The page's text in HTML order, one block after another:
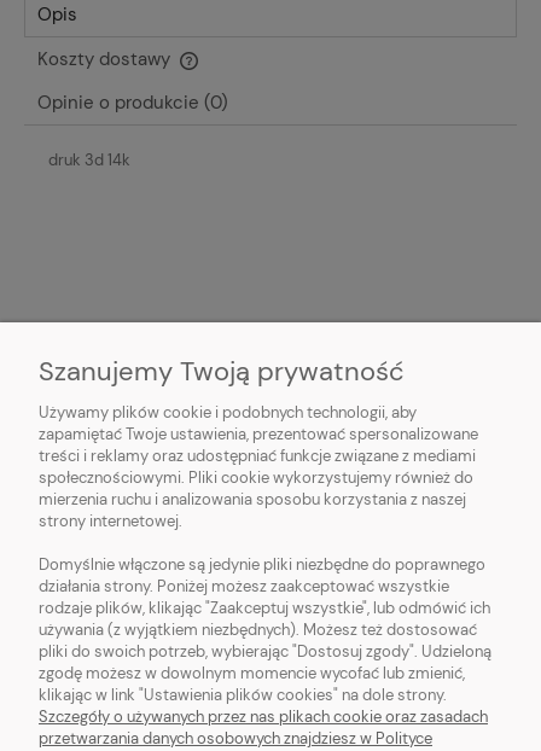
Opis
Koszty dostawy
Cena nie zawiera ewentualnych kosztów płatności
Opinie o produkcie (0)
druk 3d 14k
O NAS
OBSŁUGA KLIENTA
POMOC
MOJE KONTO
pokaż pełną wersję strony
Szanujemy Twoją prywatność
Używamy plików cookie i podobnych technologii, aby
zapamiętać Twoje ustawienia, prezentować spersonalizowane
treści i reklamy oraz udostępniać funkcje związane z mediami
społecznościowymi. Pliki cookie wykorzystujemy również do
mierzenia ruchu i analizowania sposobu korzystania z naszej
strony internetowej.
Domyślnie włączone są jedynie pliki niezbędne do poprawnego
działania strony. Poniżej możesz zaakceptować wszystkie
rodzaje plików, klikając "Zaakceptuj wszystkie", lub odmówić ich
używania (z wyjątkiem niezbędnych). Możesz też dostosować
pliki do swoich potrzeb, wybierając "Dostosuj zgody". Udzieloną
zgodę możesz w dowolnym momencie wycofać lub zmienić,
klikając w link "Ustawienia plików cookies" na dole strony.
Szczegóły o używanych przez nas plikach cookie oraz zasadach
przetwarzania danych osobowych znajdziesz w Polityce